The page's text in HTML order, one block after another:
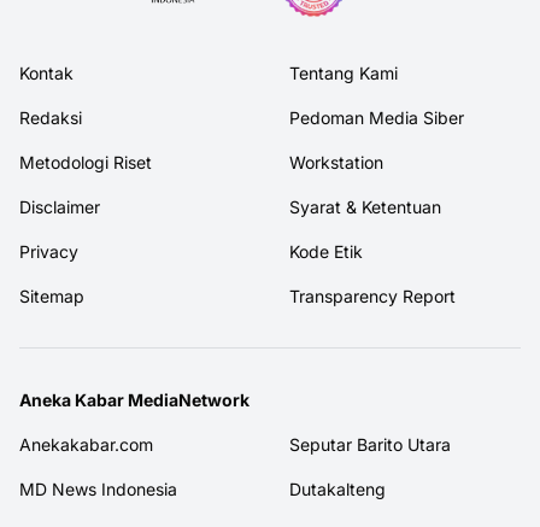
Kontak Tentang Kami
Redaksi Pedoman Media Siber
Metodologi Riset Workstation
Disclaimer Syarat & Ketentuan
Privacy Kode Etik
Sitemap Transparency Report
Aneka Kabar MediaNetwork
Anekakabar.com Seputar Barito Utara
MD News Indonesia Dutakalteng